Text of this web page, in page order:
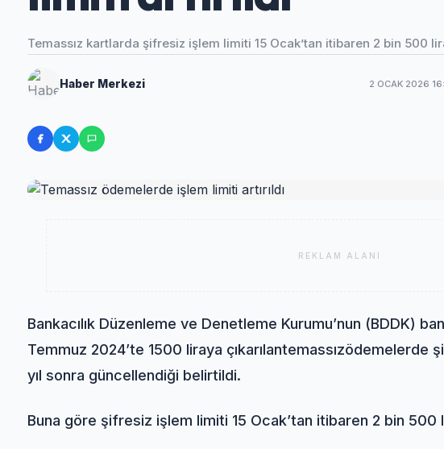
Temassız kartlarda şifresiz işlem limiti 15 Ocak’tan itibaren 2 bin 500
Haber Merkezi 2 OCAK 2026
REKLAM ALANI
Bankacılık Düzenleme ve Denetleme Kurumu’nun (BDDK)
Temmuz 2024’te 1500 liraya çıkarılantemassızödemelerde
yıl sonra güncellendiği belirtildi.
Buna göre şifresiz işlem limiti 15 Ocak’tan itibaren 2 bin 500